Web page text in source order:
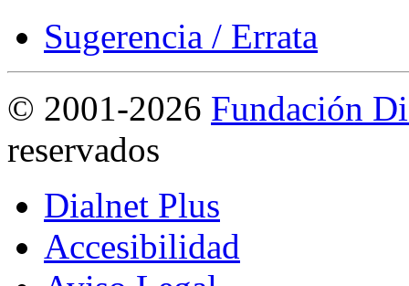
Sugerencia / Errata
© 2001-2026 Fundación
reservados
Dialnet Plus
Accesibilidad